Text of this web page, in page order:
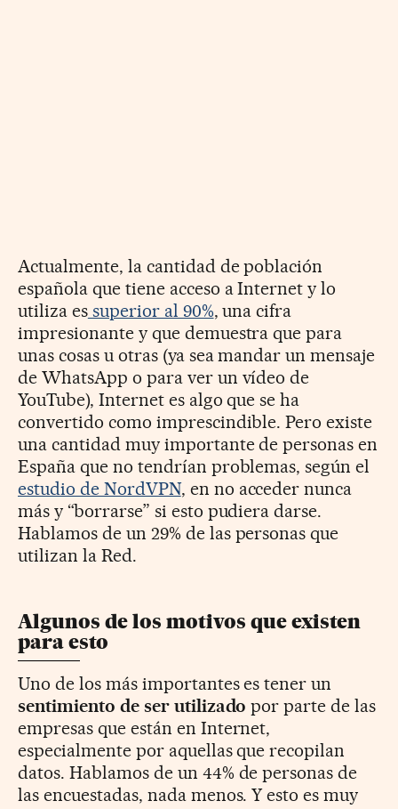
Actualmente, la cantidad de población
española que tiene acceso a Internet y lo
utiliza essuperior al 90%, una cifra
impresionante y que demuestra que para
unas cosas u otras (ya sea mandar un mensaje
de WhatsApp o para ver un vídeo de
YouTube), Internet es algo que se ha
convertido como imprescindible. Pero existe
una cantidad muy importante de personas en
España que no tendrían problemas, según el
estudio de NordVPN, en no acceder nunca
más y “borrarse” si esto pudiera darse.
Hablamos de un 29% de las personas que
utilizan la Red.
Algunos de los motivos que existen
para esto
Uno de los más importantes es tener un
sentimiento de ser utilizado por parte de las
empresas que están en Internet,
especialmente por aquellas que recopilan
datos. Hablamos de un 44% de personas de
las encuestadas, nada menos. Y esto es muy